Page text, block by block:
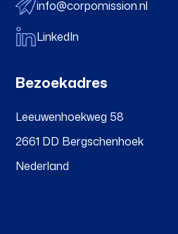
info@corpomission.nl
LinkedIn
Bezoekadres
Leeuwenhoekweg 58
2661 DD Bergschenhoek
Nederland